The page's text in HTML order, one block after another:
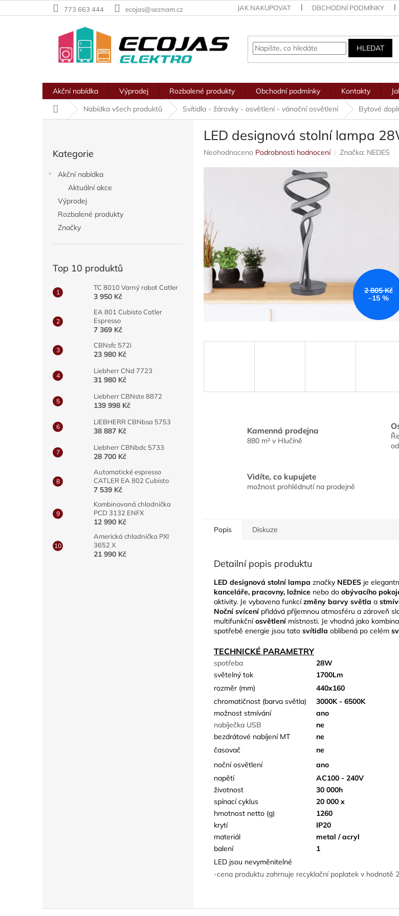
na
773 663 444 ecojas@seznam.cz JAK NAKUPOVAT OBCHODNÍ PODMÍNKY
HLEDAT
Akční nabídka Výprodej Rozbalené produkty Obchodní podmínky Kontakty
Domů
Nabídka všech produktů Svítidla - žárovky - osvětlení - vánoční osvětlení Bytové
kategorie
Kategorie
Akční nabídka
Aktuální akce
Výprodej
Rozbalené produkty
Značky
Top 10 produktů
TC 8010 Varný robot Catler
3 950 Kč
EA 801 Cubisto Catler
Espresso
7 369 Kč
CBNsfc 572i
23 980 Kč
Liebherr CNd 7723
31 980 Kč
Liebherr CBNste 8872
139 998 Kč
LIEBHERR CBNbsa 5753
38 887 Kč
Liebherr CBNbdc 5733
28 700 Kč
Automatické espresso
CATLER EA 802 Cubisto
7 539 Kč
Kombinovaná chladnička
PCD 3132 ENFX
12 990 Kč
Americká chladnička PXI
3652 X
21 990 Kč
LED designová stolní lampa
Průměrné
hvězdiček.
Neohodnoceno Podrobnosti hodnocení Značka: NEDES
2 805 Kč
–15 %
Kamenná prodejna
880 m² v Hlučíně
Vidíte, co kupujete
možnost prohlédnutí na prodejně
Popis Diskuze
Detailní popis produktu
LED designová stolní lampa značky NEDES je
kanceláře, pracovny, ložnice nebo do obývacího
aktivity. Je vybavena funkcízměny barvy světla a
Noční svícenípřidává příjemnou atmosféru a zároveň
multifunkčníosvětlenímístnosti. Je vhodná jako
spotřebě energie jsou tato svítidla oblíbená po celém
TECHNICKÉ PARAMETRY
spotřeba
28W
světelný tok
1700Lm
rozměr (mm)
440x160
chromatičnost (barva světla)
3000K - 6500K
možnost stmívání
ano
nabíječka USB
ne
bezdrátové nabíjení MT
ne
časovač
ne
noční osvětlení
ano
napětí
AC100 - 240V
životnost
30 000h
spínací cyklus
20 000 x
hmotnost netto (g)
1260
krytí
IP20
materiál
metal / acryl
balení
1
LED jsou nevyměnitelné
-cena produktu zahrnuje recyklační poplatek v hodnotě